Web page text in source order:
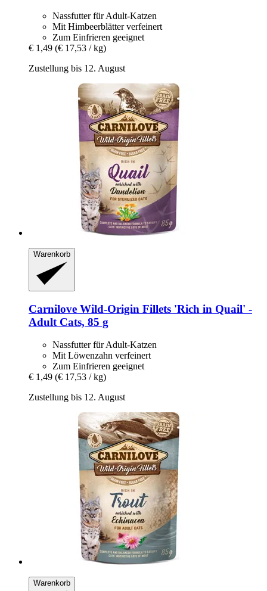
Nassfutter für Adult-Katzen
Mit Himbeerblätter verfeinert
Zum Einfrieren geeignet
€ 1,49 (€ 17,53 / kg)
Zustellung bis 12. August
Warenkorb
Carnilove Wild-​Origin Fillets 'Rich in Quail' -​
Adult Cats, 85 g
Nassfutter für Adult-Katzen
Mit Löwenzahn verfeinert
Zum Einfrieren geeignet
€ 1,49 (€ 17,53 / kg)
Zustellung bis 12. August
Warenkorb